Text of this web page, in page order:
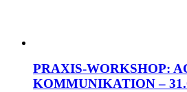
PRAXIS-WORKSHOP:
KOMMUNIKATION –